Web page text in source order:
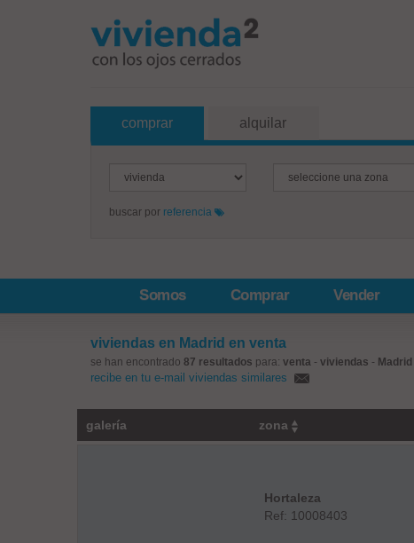
comprar alquilar
buscar por referencia
Somos Comprar Vender
viviendas en Madrid en venta
se han encontrado 87 resultados para: venta - viviendas - Madrid
recibe en tu e-mail viviendas similares
galería zona
Hortaleza
Ref: 10008403